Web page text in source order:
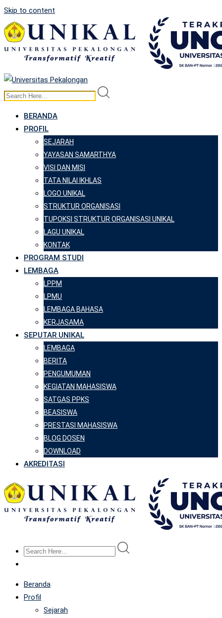
Skip to content
BERANDA
PROFIL
SEJARAH
YAYASAN SAMARTHYA
VISI DAN MISI
TATA NILAI IKHLAS
LOGO UNIKAL
STRUKTUR ORGANISASI
TUPOKSI STRUKTUR ORGANISASI UNIKAL
LAGU UNIKAL
KONTAK
PROGRAM STUDI
LEMBAGA
LPPM
LPMU
LEMBAGA BAHASA
KERJASAMA
SEPUTAR UNIKAL
LEMBAGA
BERITA
PENGUMUMAN
KEGIATAN MAHASISWA
SATGAS PPKS
BEASISWA
PRESTASI MAHASISWA
BLOG DOSEN
DOWNLOAD
AKREDITASI
Beranda
Profil
Sejarah